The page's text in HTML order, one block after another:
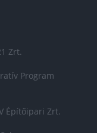
Zrt.
Program
Építőipari Zrt.